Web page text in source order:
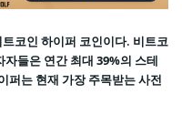
트코인 하이퍼 코인이다. 비트코
자들은 연간 최대 39%의 스테
퍼는 현재 가장 주목받는 사전